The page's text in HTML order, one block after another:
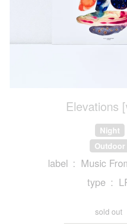
Elevations
Night
Outdoor
label
Music
type
sold out